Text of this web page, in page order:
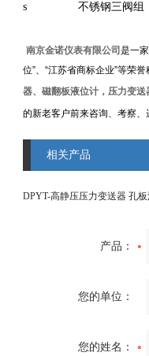
s
不锈钢三阀组
南京金诺仪表有限公司 是一
位”、“江苏省商标企业”等荣
器、磁翻板液位计，压力变
的新老客户前来咨询、考察、
相关产品
DPYT-高静压压力变送器 孔
产品：
您的单位：
您的姓名：